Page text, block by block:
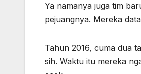
Ya namanya juga tim
pejuangnya. Mereka
Tahun 2016, cuma dua
sih. Waktu itu mereka